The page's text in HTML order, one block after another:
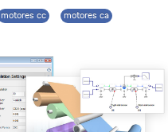
motores cc motores ca